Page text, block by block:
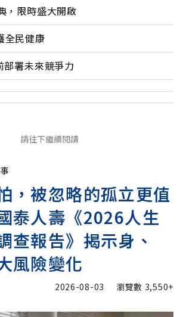
，限時盛大開啟
全民健康
署未來競爭力
請往下繼續閱讀
，被忽略的孤立更值
泰人壽《2026人生
查報告》揭示身、
風險變化
2026-08-03 瀏覽數 3,550+